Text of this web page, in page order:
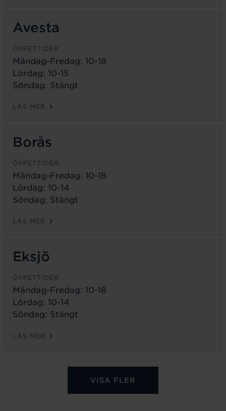
Avesta
ÖPPETTIDER
Måndag-Fredag: 10-18
Lördag: 10-15
Söndag: Stängt
LÄS MER
Borås
ÖPPETTIDER
Måndag-Fredag: 10-18
Lördag: 10-14
Söndag: Stängt
LÄS MER
Eksjö
ÖPPETTIDER
Måndag-Fredag: 10-18
Lördag: 10-14
Söndag: Stängt
LÄS MER
VISA FLER